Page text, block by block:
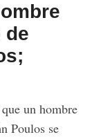
de
un hombre
Poulos se